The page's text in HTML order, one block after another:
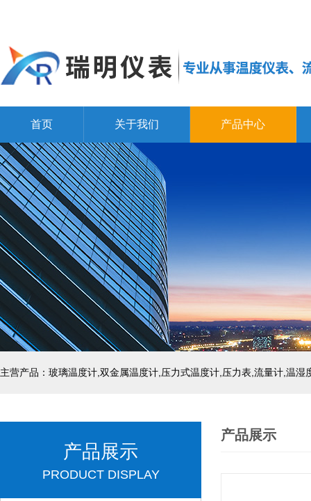
首页 关于我们 产品中心
产品展示
PRODUCT DISPLAY
产品展示